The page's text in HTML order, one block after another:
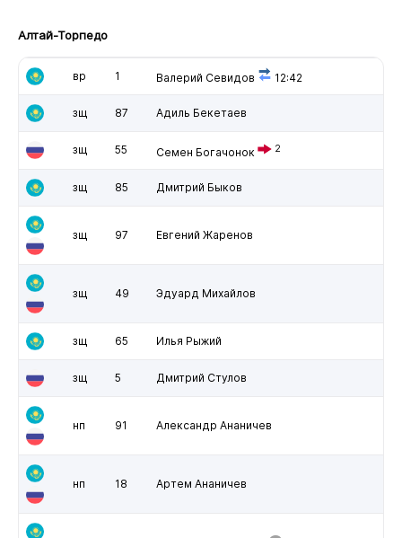
Алтай-Торпедо
вр 1 Валерий Севидов 12:42
зщ 87 Адиль Бекетаев
зщ 55 Семен Богачонок 2
зщ 85 Дмитрий Быков
зщ 97 Евгений Жаренов
зщ 49 Эдуард Михайлов
зщ 65 Илья Рыжий
зщ 5 Дмитрий Стулов
нп 91 Александр Ананичев
нп 18 Артем Ананичев